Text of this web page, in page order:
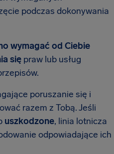
podczas dokonywania
wymagać od Ciebie
się praw lub usług
poruszanie się i
razem z Tobą. Jeśli
uszkodzone, linia lotnicza
odpowiadające ich